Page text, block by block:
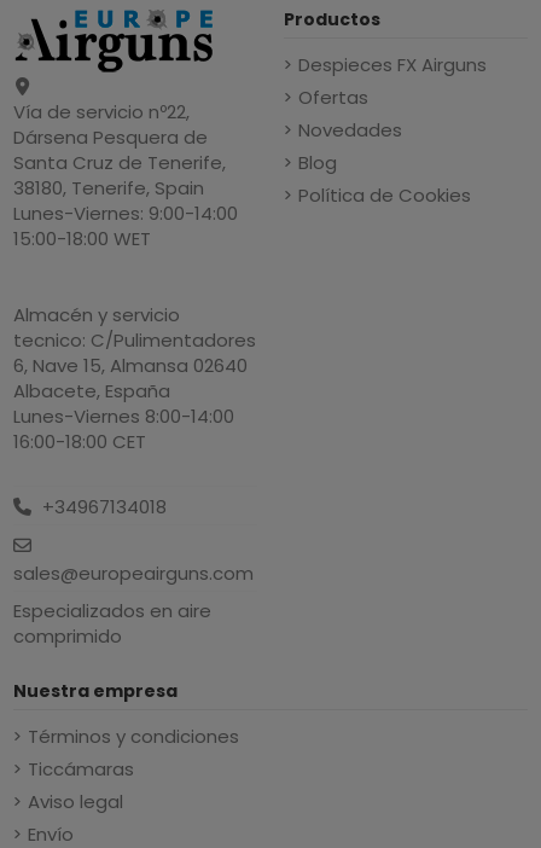
Vía de servicio nº22,
Dársena Pesquera de
Santa Cruz de Tenerife,
38180, Tenerife, Spain
Lunes-Viernes: 9:00-14:00
15:00-18:00 WET
Almacén y servicio
tecnico: C/Pulimentadores
6, Nave 15, Almansa 02640
Albacete, España
Lunes-Viernes 8:00-14:00
16:00-18:00 CET
+34967134018
sales@europeairguns.com
Especializados en aire
comprimido
Productos
Despieces FX Airguns
Ofertas
Novedades
Blog
Política de Cookies
Nuestra empresa
Términos y condiciones
Ticcámaras
Aviso legal
Envío